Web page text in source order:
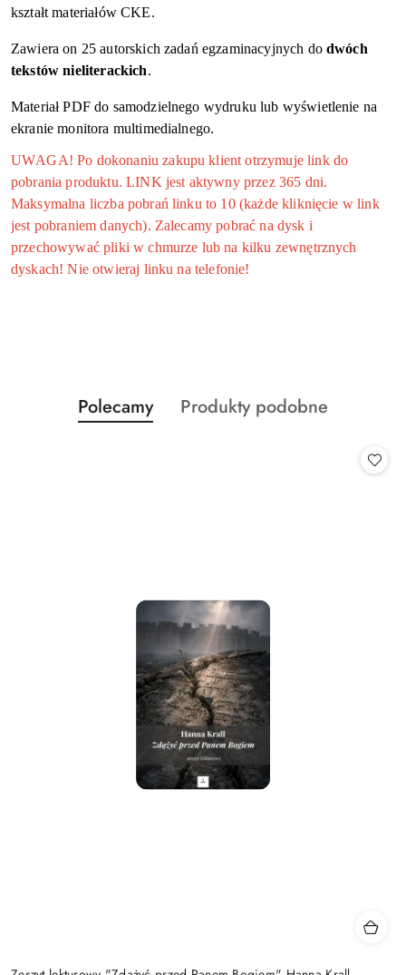
kształt materiałów CKE.
Zawiera on 25 autorskich zadań egzaminacyjnych do dwóch
tekstów nieliterackich.
Materiał PDF do samodzielnego wydruku lub wyświetlenie na
ekranie monitora multimedialnego.
UWAGA! Po dokonaniu zakupu klient otrzymuje link do
pobrania produktu. LINK jest aktywny przez 365 dni.
Maksymalna liczba pobrań linku to 10 (każde kliknięcie w link
jest pobraniem danych). Zalecamy pobrać na dysk i
przechowywać pliki w chmurze lub na kilku zewnętrznych
dyskach! Nie otwieraj linku na telefonie!
Pomiń karuzelę produktów
Produkty
o
Polecamy
Produkty
Produkty podobne